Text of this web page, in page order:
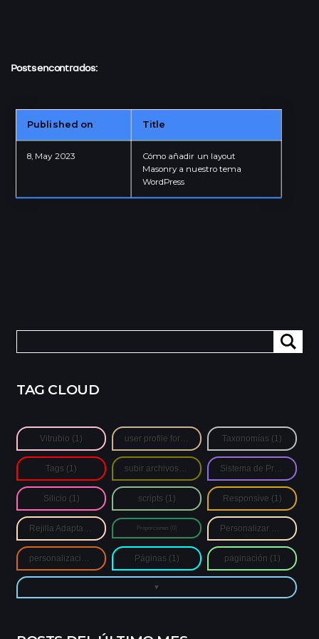
Granada - Andalucía - ESP
Posts encontrados:
Published on Title
8, May 2023
Cómo añadir un layout
Masonry a nuestro tema
WordPress
Buscar:
TAG CLOUD
Vitrubio (1) (1) Taxonomías (1)
Tags (1) (1)
Silicio (1) scripts (1) Responsive (1)
(1) Proporciones(0) (1)
Páginas (1) paginación (1)